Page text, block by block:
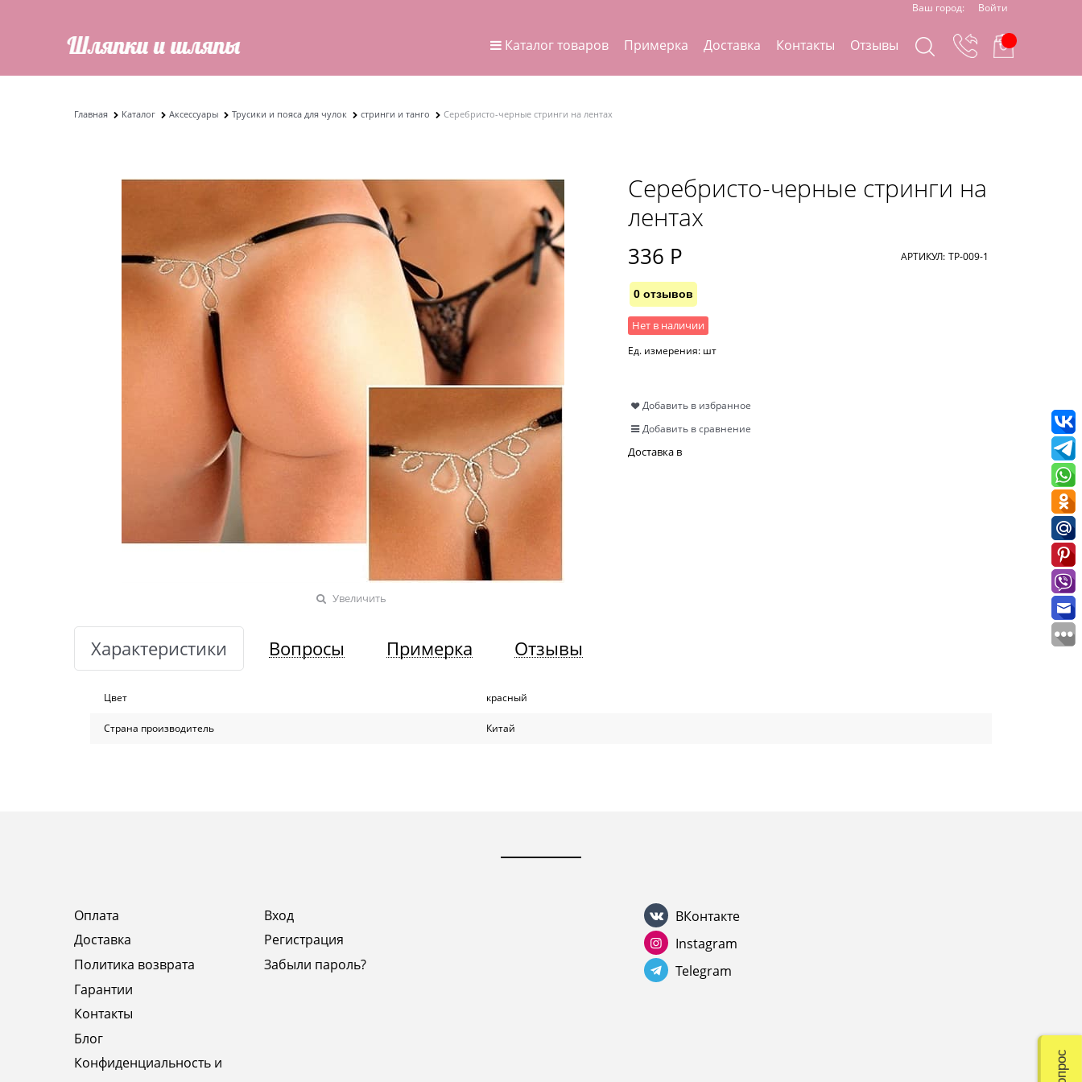
Ваш город: Войти
Каталог товаров Примерка Доставка Контакты Отзывы
Главная Каталог Аксессуары Трусики и пояса для чулок стринги и танго Серебристо-черные стринги на лентах
Увеличить
Серебристо-черные стринги на
лентах
336 Р АРТИКУЛ: ТР-009-1
0 отзывов
Нет в наличии
Ед. измерения: шт
Добавить в избранное
Добавить в сравнение
Доставка в
Характеристики Вопросы Примерка Отзывы
Цвет красный
Страна производитель Китай
Оплата
Доставка
Политика возврата
Гарантии
Контакты
Блог
Конфиденциальность и
Вход
Регистрация
Забыли пароль?
ВКонтакте
Instagram
Telegram